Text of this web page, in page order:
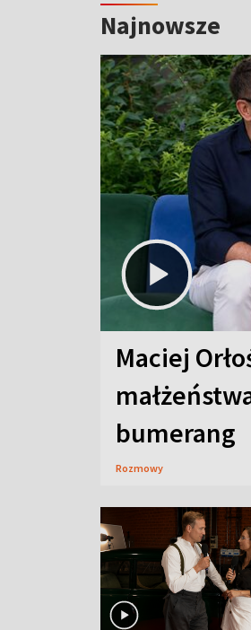
Najnowsze
Maciej
bumerang
Rozmowy